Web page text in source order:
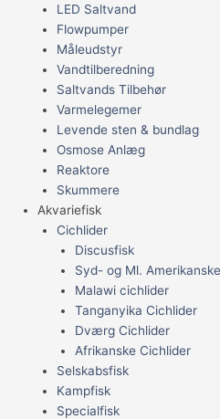
LED Saltvand
Flowpumper
Måleudstyr
Vandtilberedning
Saltvands Tilbehør
Varmelegemer
Levende sten & bundlag
Osmose Anlæg
Reaktore
Skummere
Akvariefisk
Cichlider
Discusfisk
Syd- og Ml.
Malawi cichlider
Tanganyika Cichlider
Dværg Cichlider
Afrikanske Cichlider
Selskabsfisk
Kampfisk
Specialfisk